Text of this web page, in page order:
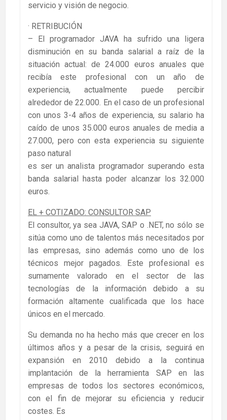
servicio y visión de negocio.
· RETRIBUCIÓN
– El programador JAVA ha sufrido una ligera
disminución en su banda salarial a raíz de la
situación actual: de 24.000 euros anuales que
recibía este profesional con un año de
experiencia, actualmente puede percibir
alrededor de 22.000. En el caso de un profesional
con unos 3-4 años de experiencia, su salario ha
caído de unos 35.000 euros anuales de media a
27.000, pero con esta experiencia su siguiente
paso natural
es ser un analista programador superando esta
banda salarial hasta poder alcanzar los 32.000
euros.
EL + COTIZADO: CONSULTOR SAP
El consultor, ya sea JAVA, SAP o .NET, no sólo se
sitúa como uno de talentos más necesitados por
las empresas, sino además como uno de los
técnicos mejor pagados. Este profesional es
sumamente valorado en el sector de las
tecnologías de la información debido a su
formación altamente cualificada que los hace
únicos en el mercado.
Su demanda no ha hecho más que crecer en los
últimos años y a pesar de la crisis, seguirá en
expansión en 2010 debido a la continua
implantación de la herramienta SAP en las
empresas de todos los sectores económicos,
con el fin de mejorar su eficiencia y reducir
costes. Es